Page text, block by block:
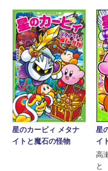
星のカービィ メタナ
イトと魔石の怪物
星
イ
高
と